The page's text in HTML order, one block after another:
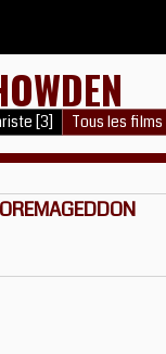
[3] Tous les